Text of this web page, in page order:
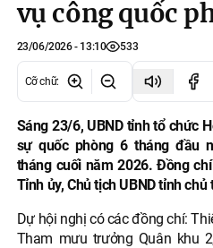
vụ công quốc
23/06/2026 - 13:10 533
Cỡ chữ:
Sáng 23/6, UBND tỉnh tổ chức
sự quốc phòng 6 tháng đầu
tháng cuối năm 2026. Đồng
Tỉnh ủy, Chủ tịch UBND tỉnh chủ
Dự hội nghị có các đồng chí:
Tham mưu trưởng Quân khu